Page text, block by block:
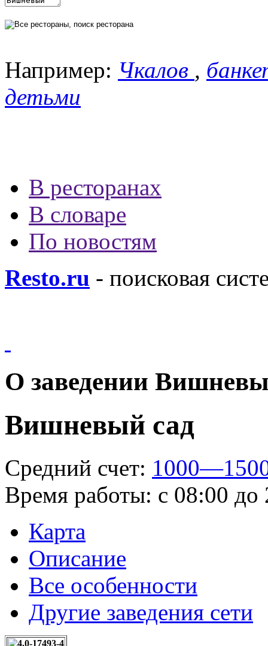
Например: Чкалов ,
детьми
В ресторанах
В словаре
По новостям
Resto.ru - поисковая
О заведении
Вишневый сад
Средний счет:
Время работы: с 08:00 до
Карта
Описание
Все особенности
Другие заведения сети